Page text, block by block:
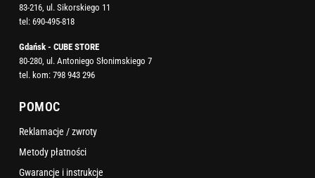
83-216, ul. Sikorskiego 11
tel: 690-495-818
Gdańsk - CUBE STORE
80-280, ul. Antoniego Słonimskiego 7
tel. kom: 798 943 296
POMOC
Reklamacje / zwroty
Metody płatności
Gwarancje i instrukcje